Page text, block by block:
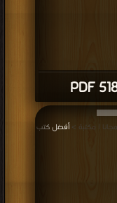
أفضل كتب